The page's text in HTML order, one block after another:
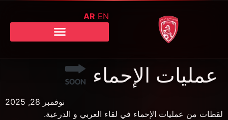
AR EN
عمليات الإحماء
نوفمبر 28, 2025
لقطات من عمليات الإحماء في لقاء العربي و الدرعية.